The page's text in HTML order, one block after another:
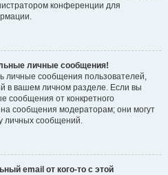
конференции для
личные сообщения!
личные сообщения пользователей,
в вашем личном разделе. Если вы
сообщения от конкретного
сообщения модераторам; они могут
личных сообщений.
email от кого-то с этой